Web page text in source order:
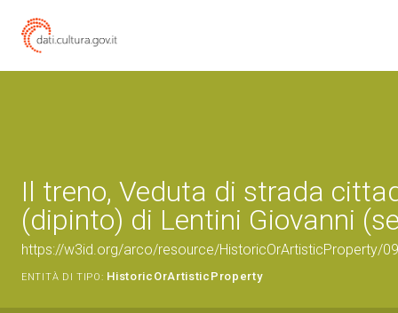
Il treno, Veduta di strada
(dipinto) di Lentini Giovanni
https://w3id.org/arco/resource/HistoricOrArtisticProperty/
ENTITÀ DI TIPO: HistoricOrArtisticProperty